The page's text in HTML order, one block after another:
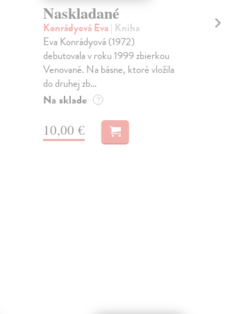
Naskladané
Konrádyová Eva| Kniha
Eva Konrádyová (1972)
debutovala v roku 1999 zbierkou
Venované. Na básne, ktoré vložila
do druhej zb...
Na sklade ?
10,00 €